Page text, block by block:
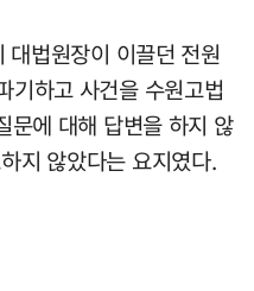
법원장이 이끌던 전원
기하고 사건을 수원고법
문에 대해 답변을 하지 않
지 않았다는 요지였다.